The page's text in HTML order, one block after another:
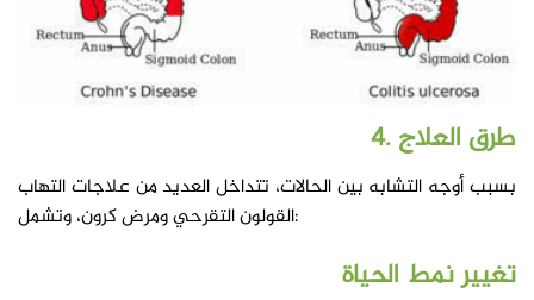
4. طرق العلاج
بسبب أوجه التشابه بين الحالات، تتداخل العديد من علاجات التهاب
القولون التقرحي ومرض كرون، وتشمل:
تغيير نمط الحياة